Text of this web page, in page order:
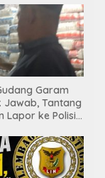
Garam
Jawab, Tantang
Lapor ke Polisi